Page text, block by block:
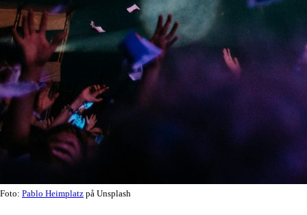
Foto: Pablo Heimplatz på Unsplash